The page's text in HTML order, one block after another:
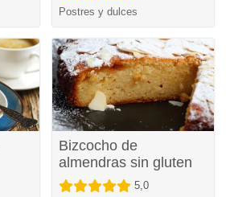
Postres y dulces
Bizcocho de
almendras sin gluten
5,0